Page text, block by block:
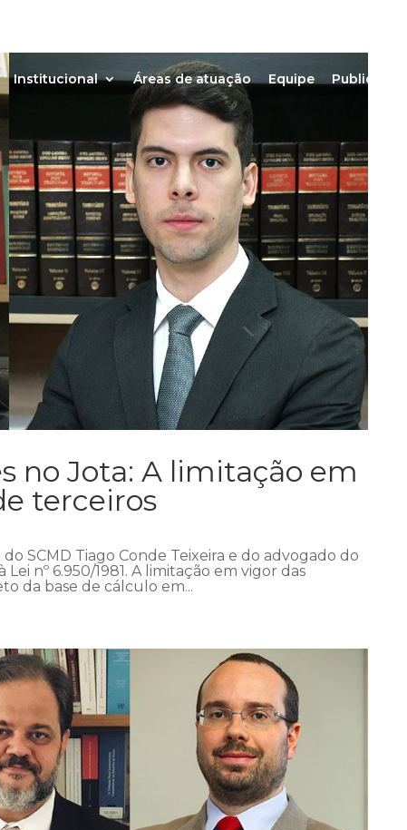
Institucional Áreas de atuação Equipe Publicações
no Jota: A limitação em
terceiros
SCMD Tiago Conde Teixeira e do advogado do
nº 6.950/1981. A limitação em vigor das
da base de cálculo em...